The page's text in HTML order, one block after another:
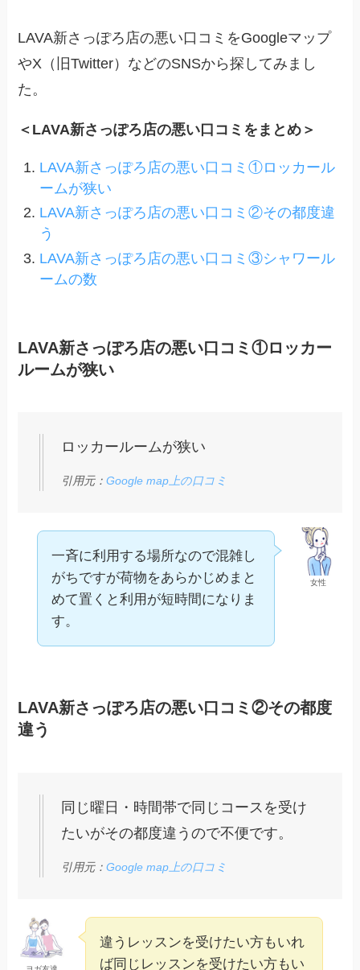
LAVA新さっぽろ店の悪い口コミをGoogleマップ
やX（旧Twitter）などのSNSから探してみまし
た。
＜LAVA新さっぽろ店の悪い口コミをまとめ＞
LAVA新さっぽろ店の悪い口コミ①ロッカール
ームが狭い
LAVA新さっぽろ店の悪い口コミ②その都度違
う
LAVA新さっぽろ店の悪い口コミ③シャワール
ームの数
LAVA新さっぽろ店の悪い口コミ①ロッカー
ルームが狭い
ロッカールームが狭い
引用元：Google map上の口コミ
女性
一斉に利用する場所なので混雑し
がちですが荷物をあらかじめまと
めて置くと利用が短時間になりま
す。
LAVA新さっぽろ店の悪い口コミ②その都度
違う
同じ曜日・時間帯で同じコースを受け
たいがその都度違うので不便です。
引用元：Google map上の口コミ
違うレッスンを受けたい方もいれ
ば同じレッスンを受けたい方もい